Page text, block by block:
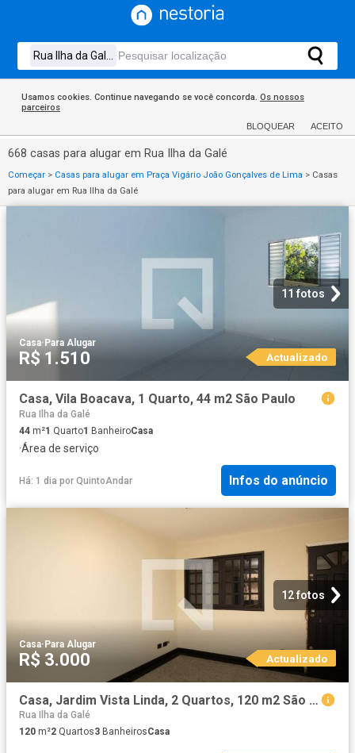
Usamos cookies. Continue navegando se você concorda. Os nossos
parceiros
BLOQUEAR ACEITO
668 casas para alugar em Rua Ilha da Galé
Começar > Casas para alugar em Praça Vigário João Gonçalves de Lima > Casas
para alugar em Rua Ilha da Galé
11 fotos
Casa· Para Alugar
R$ 1.510 Actualizado
Casa, Vila Boacava, 1 Quarto, 44 m2 São Paulo
Rua Ilha da Galé
44 m²1 Quarto1 BanheiroCasa
·Área de serviço
Há: 1 dia por QuintoAndar Infos do anúncio
12 fotos
Casa·Para Alugar
R$ 3.000 Actualizado
Casa, Jardim Vista Linda, 2 Quartos, 120 m2 São Paulo
Rua Ilha da Galé
120 m²2 Quartos3 BanheirosCasa